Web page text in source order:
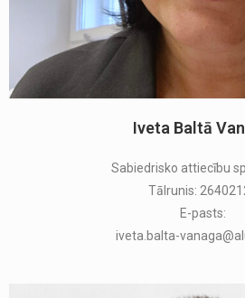
Iveta Baltā
Sabiedrisko attiecību
Tālrunis:
E-pasts:
iveta.balta-